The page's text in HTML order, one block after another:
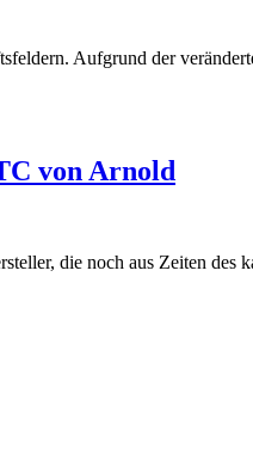
Aufgrund der
von Arnold
die noch aus Zeiten